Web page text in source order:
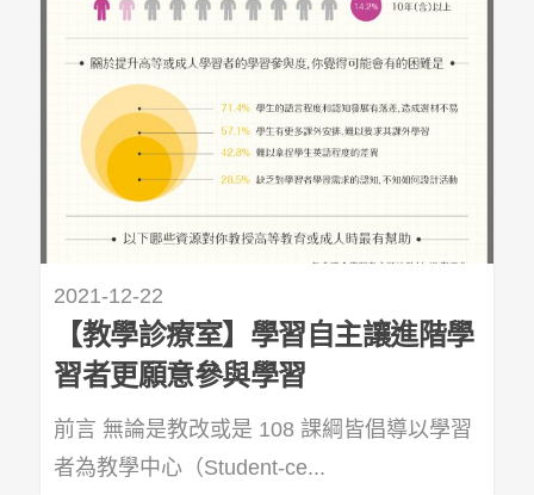
2021-12-22
【教學診療室】學習自主讓進階學
習者更願意參與學習
前言 無論是教改或是 108 課綱皆倡導以學習
者為教學中心（Student-ce...